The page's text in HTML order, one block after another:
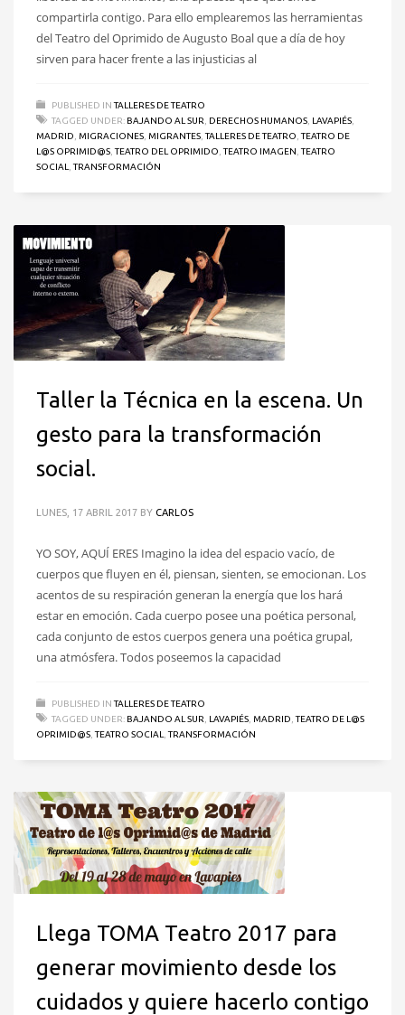
compartirla contigo. Para ello emplearemos las herramientas
del Teatro del Oprimido de Augusto Boal que a día de hoy
sirven para hacer frente a las injusticias al
PUBLISHED IN TALLERES DE TEATRO
TAGGED UNDER: BAJANDO AL SUR, DERECHOS HUMANOS, LAVAPIÉS,
MADRID, MIGRACIONES, MIGRANTES,TALLERES DE TEATRO,TEATRO DE
L@S OPRIMID@S,TEATRO DEL OPRIMIDO,TEATRO IMAGEN ,TEATRO
SOCIAL,TRANSFORMACIÓN
Taller la Técnica en la escena. Un
gesto para la transformación
social.
LUNES, 17 ABRIL 2017 BY CARLOS
YO SOY, AQUÍ ERES Imagino la idea del espacio vacío, de
cuerpos que fluyen en él, piensan, sienten, se emocionan. Los
acentos de su respiración generan la energía que los hará
estar en emoción. Cada cuerpo posee una poética personal,
cada conjunto de estos cuerpos genera una poética grupal,
una atmósfera. Todos poseemos la capacidad
PUBLISHED IN TALLERES DE TEATRO
TAGGED UNDER: BAJANDO AL SUR LAVAPIÉS MADRID ,TEATRO DE L@S
OPRIMID@S ,TEATRO SOCIAL ,TRANSFORMACIÓN
Llega TOMA Teatro 2017 para
generar movimiento desde los
cuidados y quiere hacerlo contigo